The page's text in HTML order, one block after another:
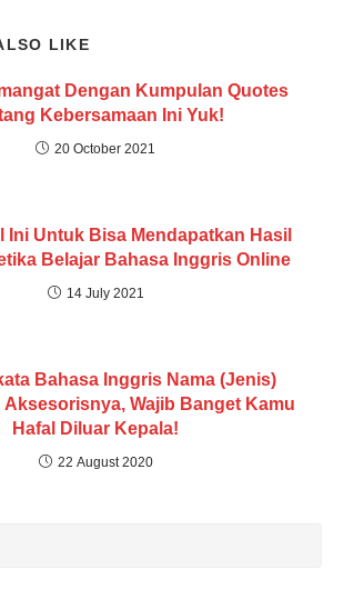
LIKE
Dengan Kumpulan Quotes
Kebersamaan Ini Yuk!
20 October 2021
Ini Untuk Bisa Mendapatkan Hasil
Belajar Bahasa Inggris Online
14 July 2021
Bahasa Inggris Nama (Jenis)
Aksesorisnya, Wajib Banget Kamu
Hafal Diluar Kepala!
22 August 2020